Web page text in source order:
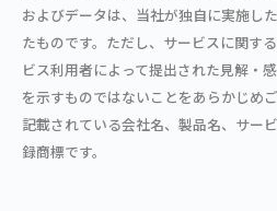
およびデータは、当社が独自に実施し
たものです。ただし、サービスに関す
ビス利用者によって提出された見解・
を示すものではないことをあらかじめご
記載されている会社名、製品名、サー
録商標です。